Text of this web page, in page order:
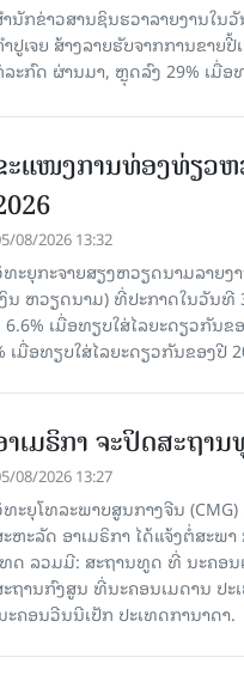
ນັກຂ່າວສານຊິນຮວາລາຍງານໃ
ປູເຈຍ ສ້າງລາຍຮັບຈາກການຂາ
ະກົດ ຜ່ານມາ, ຫຼຸດລົງ 29% ເມື່
ະ​ແໜງ​ການ​ທ່ອງ​ທ່ຽວຫ
08/2026 13:32
ະຍຸກະຈາຍສຽງຫວຽດນາມລາຍ
ງິນ ຫວຽດ​ນາມ) ທີ່ປະ​ກາດ​ໃນ​ວັນ​
ເມື່ອ​ທຽບ​ໃສ່​ໄລ​ຍະ​ດຽວ​ກັ
ມື່ອ​ທຽບ​ໃສ່​ໄລ​ຍະ​ດຽວ​ກັນ​ຂອງ​ປີ​
າເມຣິກາ ຈະປິດສະຖາ
08/2026 13:27
ະຍຸໂທລະພາບສູນກາງຈີນ
ຫະລັດ ອາເມຣິກາ ໄດ້ແຈ້ງຕໍ່ສະ
ດ ລວມມີ: ສະຖານທູດ ທີ່ ນະຄອນ
ຖານກົງສູນ ທີ່ນະຄອນເມດານ ປະ
ຄອນວີນນີເປັກ ປະເທດການາດາ.